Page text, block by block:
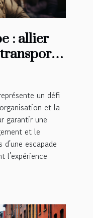
: allier
un défi
et la
garantir une
et le
escapade
l'expérience